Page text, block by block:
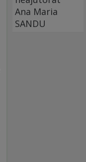
Ana Maria
SANDU